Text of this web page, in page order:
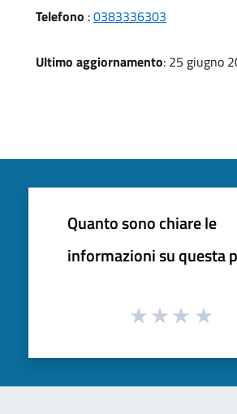
Telefono :0383336303
Ultimo aggiornamento: 25 giugno
Quanto sono chiare le
informazioni su questa